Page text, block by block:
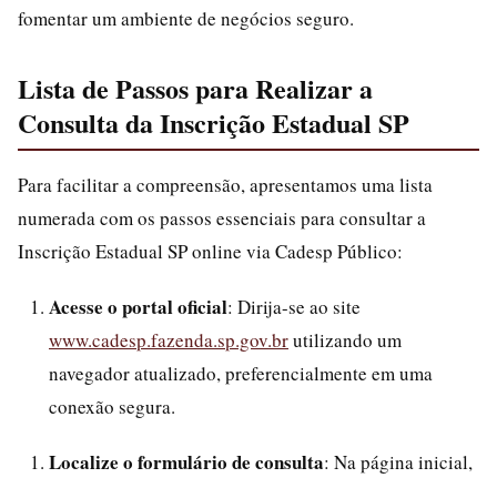
fomentar um ambiente de negócios seguro.
Lista de Passos para Realizar a
Consulta da Inscrição Estadual SP
Para facilitar a compreensão, apresentamos uma lista
numerada com os passos essenciais para consultar a
Inscrição Estadual SP online via Cadesp Público:
Acesse o portal oficial: Dirija-se ao site
www.cadesp.fazenda.sp.gov.brutilizando um
navegador atualizado, preferencialmente em uma
conexão segura.
Localize o formulário de consulta: Na página inicial,